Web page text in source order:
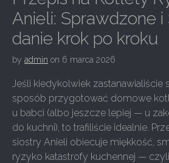
N
U
T
E
N
T
Anieli: Sprawdzone
danie krok po kroku
by admin on 6 marca 2026
Jeśli kiedykolwiek zastanawialiście
sposób przygotować domowe
u babci (albo jeszcze lepiej — u
do kuchni), to trafiliście idealnie.
siostry Anieli obiecuje miękkość,
ryzyko katastrofy kuchennej —